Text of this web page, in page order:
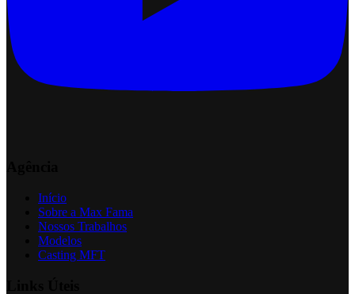
Início
Sobre a Max Fama
Nossos Trabalhos
Modelos
Casting MFT